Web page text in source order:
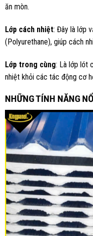
ăn mòn.
Lớp cách nhiệt: Đây là lớp
(Polyurethane), giúp cách
Lớp trong cùng: Là lớp lót
nhiệt khỏi các tác động cơ
NHỮNG TÍNH NĂNG